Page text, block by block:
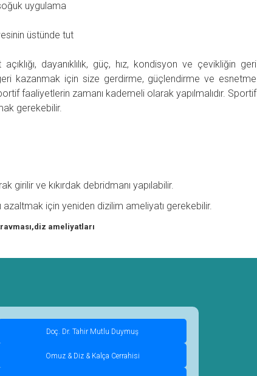
uygulama
üstünde tut
dayanıklılık, güç, hız, kondisyon ve çevikliğin geri
kazanmak için size gerdirme, güçlendirme ve esnetme
faaliyetlerin zamanı kademeli olarak yapılmalıdır. Sportif
gerekebilir.
girilir ve kıkırdak debridmanı yapılabilir.
azaltmak için yeniden dizilim ameliyatı gerekebilir.
ameliyatları
Doç. Dr. Tahir Mutlu Duymuş
Omuz & Diz & Kalça Cerrahisi